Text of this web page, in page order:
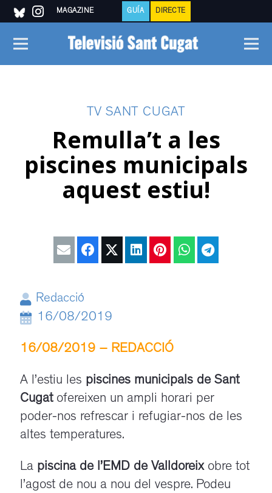
MAGAZINE GUÍA DIRECTE
TV SANT CUGAT
Remulla’t a les
piscines municipals
aquest estiu!
Redacció
16/08/2019
16/08/2019 – REDACCIÓ
A l’estiu les piscines municipals de Sant
Cugatofereixen un ampli horari per
poder-nos refrescar i refugiar-nos de les
altes temperatures.
La piscina de l’EMD de Valldoreixobre tot
l’agost de nou a nou del vespre. Podeu